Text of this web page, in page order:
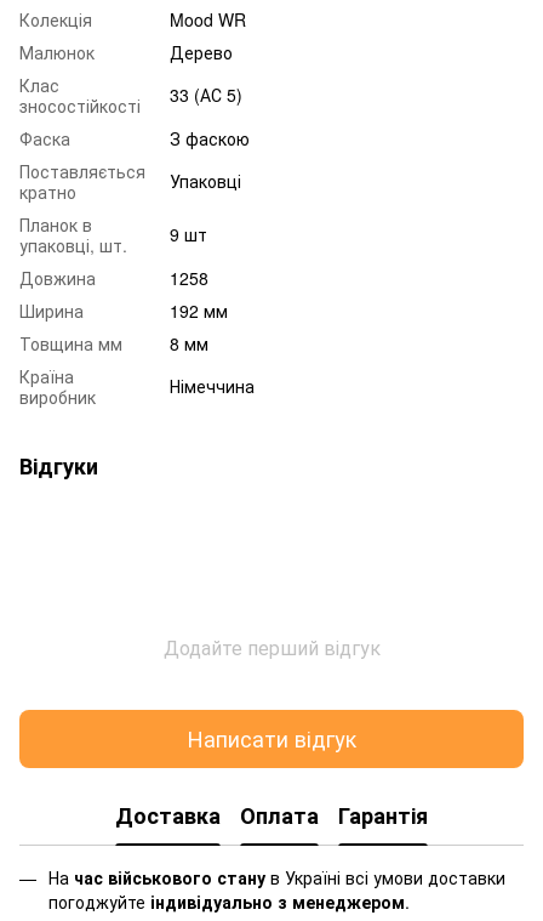
Колекція
Mood WR
Малюнок
Дерево
Клас
зносостійкості
33 (АС 5)
Фаска
З фаскою
Поставляється
кратно
Упаковці
Планок в
упаковці, шт.
9 шт
Довжина
1258
Ширина
192 мм
Товщина мм
8 мм
Країна
виробник
Німеччина
Відгуки
Додайте перший відгук
Написати відгук
Доставка Оплата Гарантія
На час військового стану в Україні всі умови доставки
погоджуйте індивідуально з менеджером.